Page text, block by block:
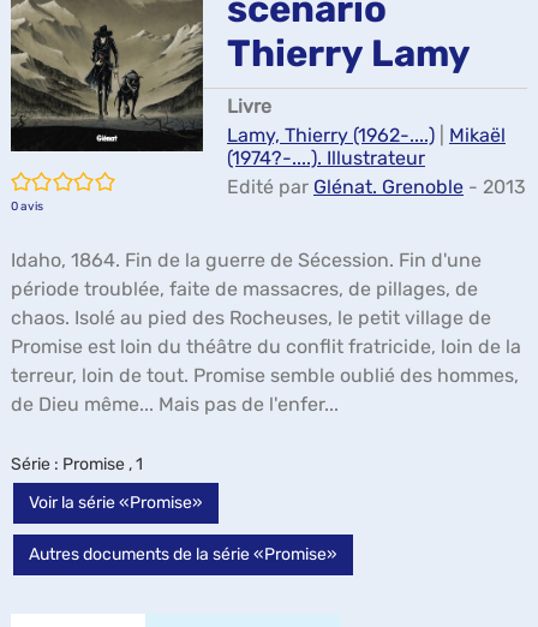
/5
0avis
scénario
Thierry Lamy
Livre
Lamy, Thierry (1962-....)
Mikaël
(1974?-....). Illustrateur
Edité par Glénat. Grenoble - 2013
Idaho, 1864. Fin de la guerre de Sécession. Fin d'une
période troublée, faite de massacres, de pillages, de
chaos. Isolé au pied des Rocheuses, le petit village de
Promise est loin du théâtre du conflit fratricide, loin de la
terreur, loin de tout. Promise semble oublié des hommes,
de Dieu même... Mais pas de l'enfer...
Série : Promise , 1
Voir la série «Promise»
Autres documents de la série «Promise»